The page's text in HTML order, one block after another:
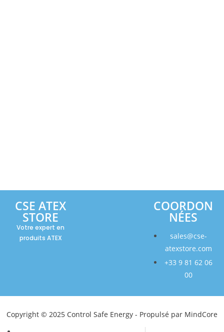
CSE ATEX
STORE
Votre expert en
produits ATEX
COORDON
NÉES
sales@cse-
atexstore.com
+33 9 81 62 06
00
Copyright © 2025 Control Safe Energy - Propulsé par MindCore